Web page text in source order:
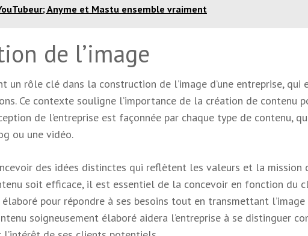
Anyme et Mastu ensemble vraiment
de l’image
un rôle clé dans la construction de l’image d’une entreprise, qui
Ce contexte souligne l’importance de la création de contenu
de l’entreprise est façonnée par chaque type de contenu,
ou une vidéo.
des idées distinctes qui reflètent les valeurs et la mission
soit efficace, il est essentiel de la concevoir en fonction du
pour répondre à ses besoins tout en transmettant l’image
soigneusement élaboré aidera l’entreprise à se distinguer